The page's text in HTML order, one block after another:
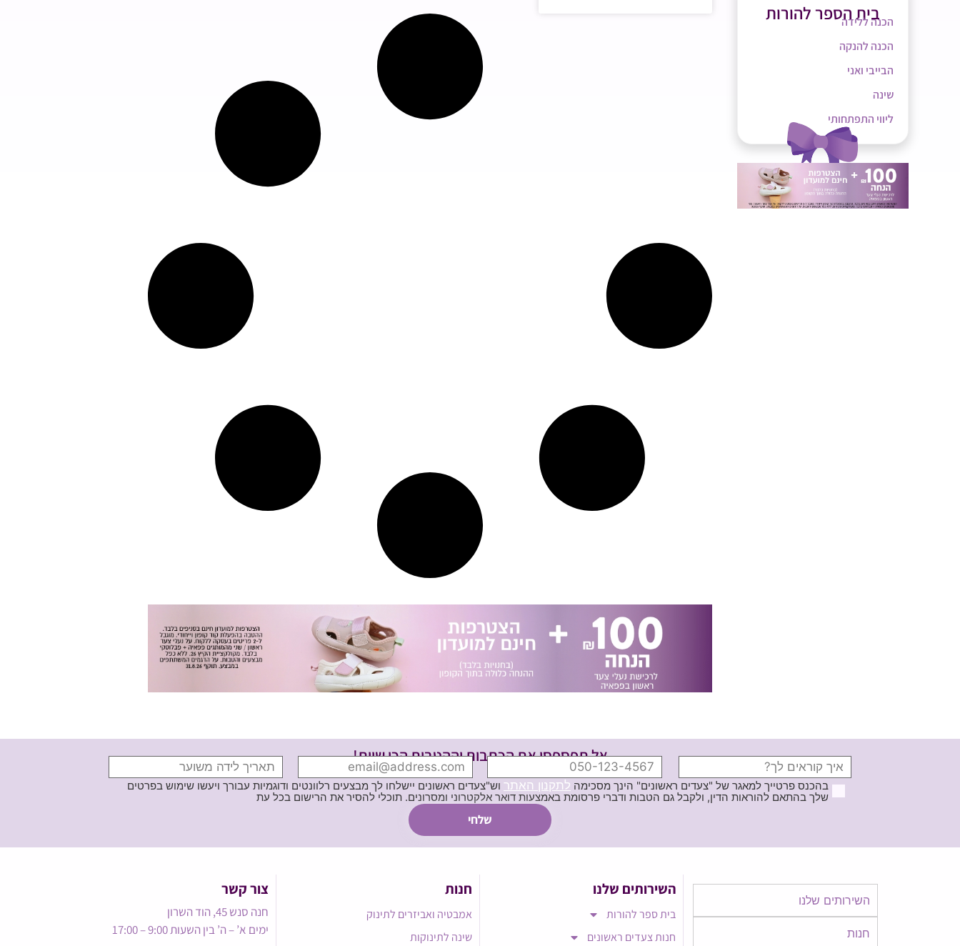
בית הספר להורות
הכנה ללידה
הכנה להנקה
הבייבי ואני
שינה
ליווי התפתחותי
אל תפספסי את הכתבות וההטבות הכי שוות!
בהכנס פרטייך למאגר של "צעדים ראשונים" הינך מסכימה לתקנון האתר וש"צעדים ראשונים יישלחו לך מבצעים רלוונטים ודוגמיות עבורך ויעשו שימוש בפרטים
שלך בהתאם להוראות הדין, ולקבל גם הטבות ודברי פרסומת באמצעות דואר אלקטרוני ומסרונים. תוכלי להסיר את הרישום בכל עת
השירותים שלנו
חנות
השירותים שלנו
בית ספר להורות
חנות צעדים ראשונים
חנות
אמבטיה ואביזרים לתינוק
שינה לתינוקות
צור קשר
חנה סנש 45, הוד השרון
ימים א’ – ה’ בין השעות 9:00 – 17:00